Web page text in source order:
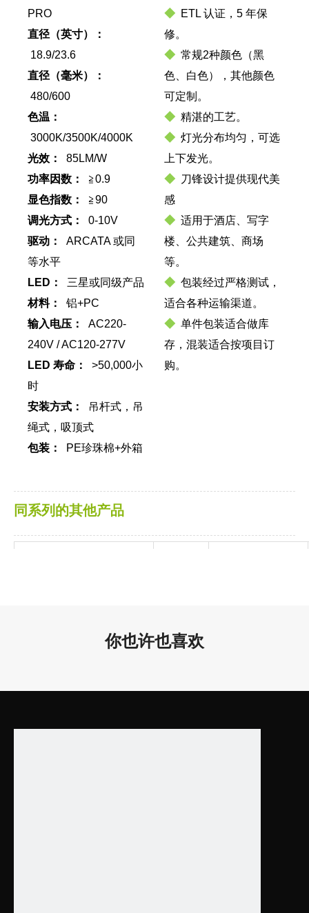
PRO
直径（英寸）：
18.9/23.6
直径（毫米）：
480/600
色温：
3000K/3500K/4000K
光效： 85LM/W
功率因数： ≧0.9
显色指数： ≧90
调光方式： 0-10V
驱动： ARCATA 或同
等水平
LED： 三星或同级产品
材料：
铝+PC
输入电压：
AC220-
240V / AC120-277V
LED 寿命：
>50,000小
时
安装方式：
吊杆式，吊
绳式，吸顶式
包装：
PE珍珠棉+外箱
◆ETL 认证，5 年保
修。
◆常规2种颜色（黑
色、白色），其他颜色
可定制。
◆精湛的工艺。
◆灯光分布均匀，可选
上下发光。
◆刀锋设计提供现代美
感
◆适用于酒店、写字
楼、公共建筑、商场
等。
◆包装经过严格测试，
适合各种运输渠道。
◆单件包装适合做库
存，混装适合按项目订
购。
同系列的其他产品
LL0112UDS-80W-PRO
你也许也喜欢